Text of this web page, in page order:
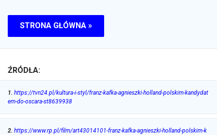
STRONA GŁÓWNA »
ŹRÓDŁA:
1. https://tvn24.pl/kultura-i-styl/franz-kafka-agnieszki-holland-polskim-kandydat
em-do-oscara-st8639938
2. https://www.rp.pl/film/art43014101-franz-kafka-agnieszki-holland-polskim-k